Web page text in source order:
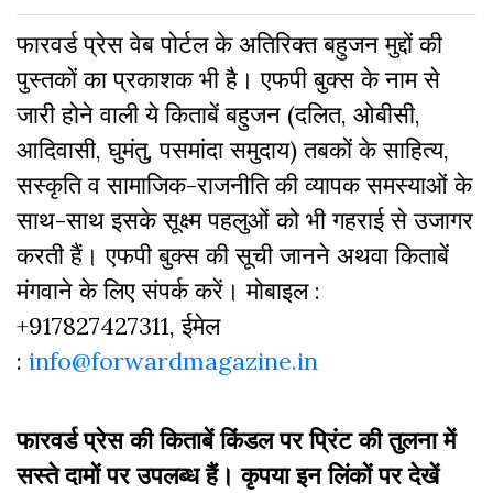
फारवर्ड प्रेस वेब पोर्टल के अतिरिक्‍त बहुजन मुद्दों की
पुस्‍तकों का प्रकाशक भी है। एफपी बुक्‍स के नाम से
जारी होने वाली ये किताबें बहुजन (दलित, ओबीसी,
आदिवासी, घुमंतु, पसमांदा समुदाय) तबकों के साहित्‍य,
सस्‍क‍ृति व सामाजिक-राजनीति की व्‍यापक समस्‍याओं के
साथ-साथ इसके सूक्ष्म पहलुओं को भी गहराई से उजागर
करती हैं। एफपी बुक्‍स की सूची जानने अथवा किताबें
मंगवाने के लिए संपर्क करें। मोबाइल :
+917827427311, ईमेल
: info@forwardmagazine.in
फारवर्ड प्रेस की किताबें किंडल पर प्रिंट की तुलना में
सस्ते दामों पर उपलब्ध हैं। कृपया इन लिंकों पर देखें